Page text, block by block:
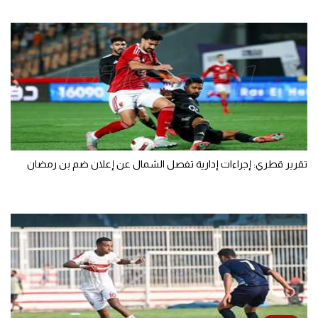
تقرير قطري: إجراءات إدارية تفصل الشمال عن إعلان ضم بن رمضان